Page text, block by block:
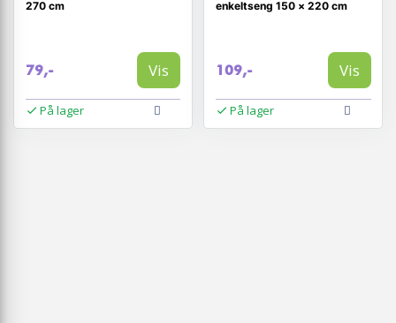
270 cm
79,- Vis
På lager
enkeltseng 150 × 220 cm
109,- Vis
På lager